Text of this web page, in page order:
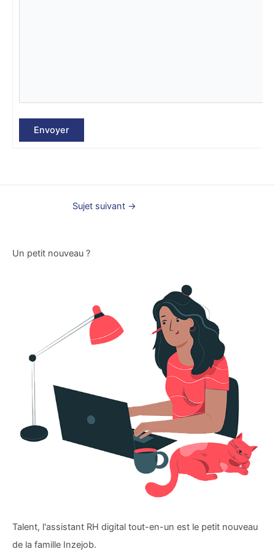
Envoyer
Sujet suivant →
Un petit nouveau ?
Talent, l'assistant RH digital tout-en-un est le petit nouveau
de la famille Inzejob.